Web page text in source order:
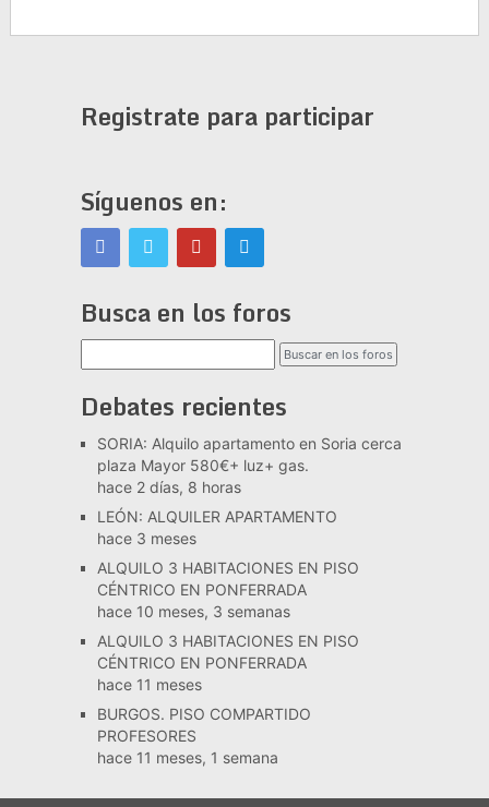
Registrate para participar
Síguenos en:
Busca en los foros
Debates recientes
SORIA: Alquilo apartamento en Soria cerca
plaza Mayor 580€+ luz+ gas.
hace 2 días, 8 horas
LEÓN: ALQUILER APARTAMENTO
hace 3 meses
ALQUILO 3 HABITACIONES EN PISO
CÉNTRICO EN PONFERRADA
hace 10 meses, 3 semanas
ALQUILO 3 HABITACIONES EN PISO
CÉNTRICO EN PONFERRADA
hace 11 meses
BURGOS. PISO COMPARTIDO
PROFESORES
hace 11 meses, 1 semana